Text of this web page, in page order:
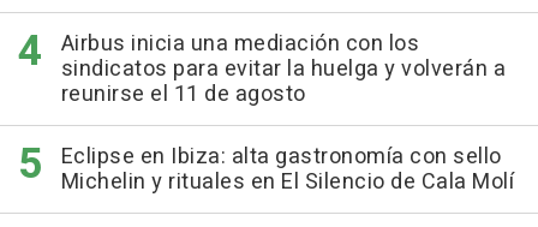
Airbus inicia una mediación con los
sindicatos para evitar la huelga y volverán a
reunirse el 11 de agosto
Eclipse en Ibiza: alta gastronomía con sello
Michelin y rituales en El Silencio de Cala Molí